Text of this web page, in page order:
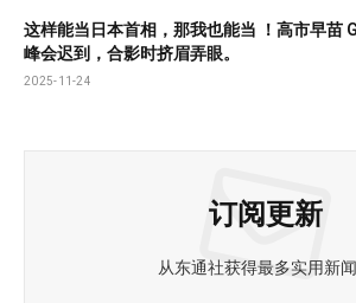
这样能当日本首相，那我也能当 ！高市早苗
峰会迟到，合影时挤眉弄眼。
2025-11-24
订阅更新
从东通社获得最多实用新闻